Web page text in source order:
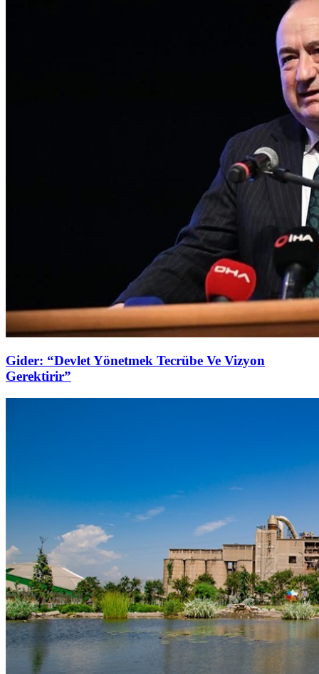
Gider: “Devlet Yönetmek Tecrübe Ve Vizyon
Gerektirir”